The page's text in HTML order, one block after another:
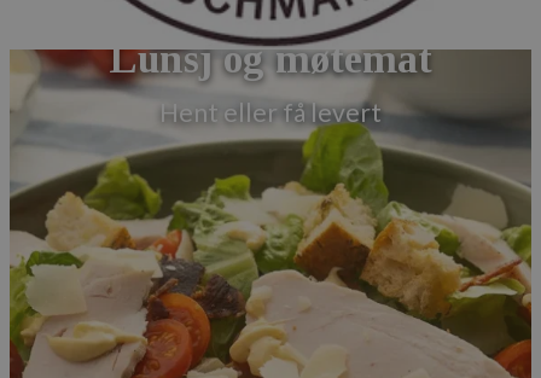
Lunsj og møtemat
Hent eller få levert